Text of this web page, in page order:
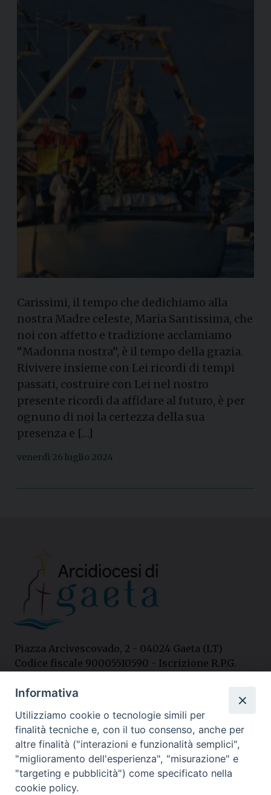
Carissimi, il tempo che dedichiamo alla
nostra Madre celeste, Maria Santissima, che
noi con affetto e tradizione acclamiamo
“Madonna nostra”, è il tempo della grazia.
Rivivere insieme con Lei ricordi di tempi
passati, costruire con Lei nel nostro
presente ricordi da affidare al futuro, è per
ognuno di noi la certezza della sua
presenza e […]
venerdì 26 luglio 2024
Piazza Arcivescovado, 2 - 04024 Gaeta (LT)
Codice fiscale 90005510590 - Iscrizione R.P.G.
Contatti
Curia
Tel. 0771.740341
Palazzo De Vio
Informativa
Utilizziamo cookie o tecnologie simili per
finalità tecniche e, con il tuo consenso, anche per
altre finalità ("interazioni e funzionalità semplici",
"miglioramento dell'esperienza", "misurazione" e
"targeting e pubblicità") come specificato nella
cookie policy.